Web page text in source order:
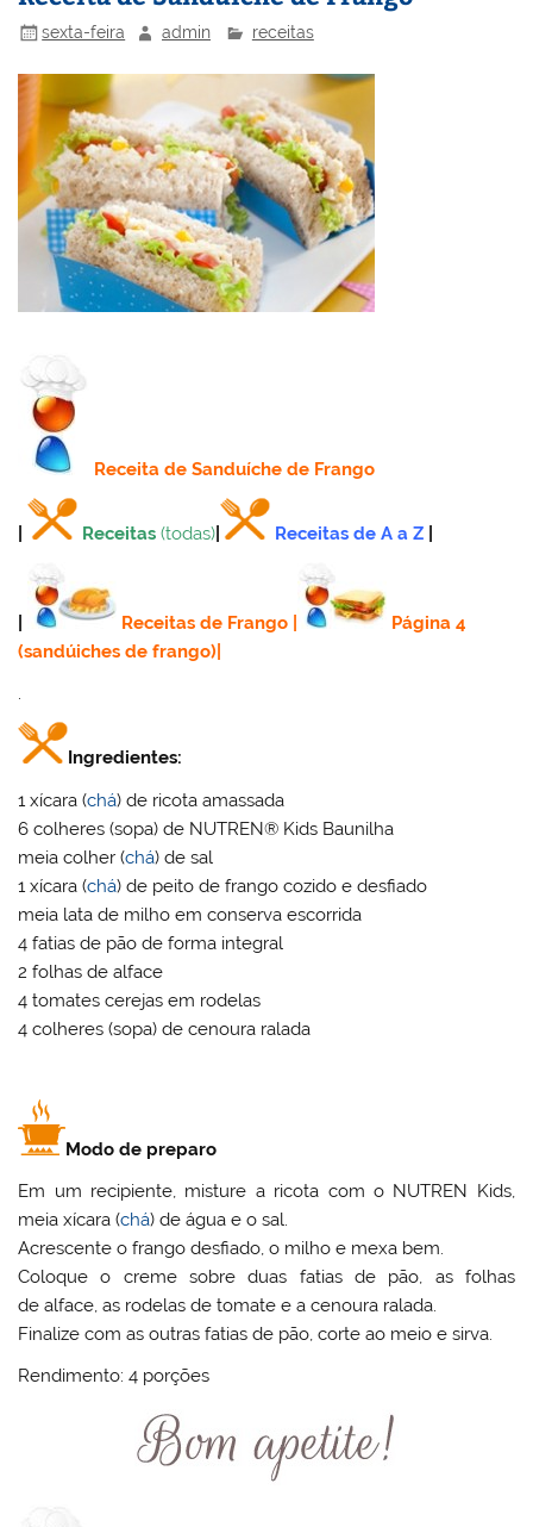
o
k
ai
l
sexta-feira admin receitas
Receitade Sanduíche de Frango
Receitas (todas) Receitas de A a Z
Receitas de Frango
Página 4
(sandúiches de frango)
.
Ingredientes:
1 xícara (chá) de ricota amassada
6 colheres (sopa) de NUTREN® Kids Baunilha
meia colher (chá) de sal
1 xícara (chá) de peito de frango cozido e desfiado
meia lata de milho em conserva escorrida
4 fatias de pão de forma integral
2 folhas de alface
4 tomates cerejas em rodelas
4 colheres (sopa) de cenoura ralada
Modo de preparo
Em um recipiente, misture a ricota com o NUTREN Kids,
meia xícara (chá) de água e o sal.
Acrescente o frango desfiado, o milho e mexa bem.
Coloque o creme sobre duas fatias de pão, as folhas
de alface, as rodelas de tomate e a cenoura ralada.
Finalize com as outras fatias de pão, corte ao meio e sirva.
Rendimento: 4 porções